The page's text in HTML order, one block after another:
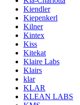
Kiendler
Kiepenkerl
Kilner
Kintex
Kiss
Kitekat
Klaire Labs
Klairs
klar
KLAR
KLEAN LABS